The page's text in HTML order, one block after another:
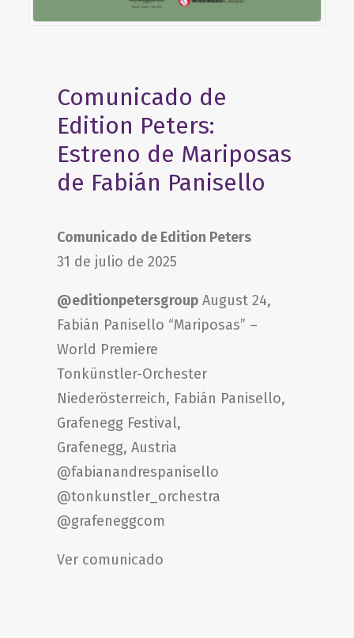
Comunicado de
Edition Peters:
Estreno de Mariposas
de Fabián Panisello
Comunicado de Edition Peters
31 de julio de 2025
@editionpetersgroup August 24,
Fabián Panisello “Mariposas” –
World Premiere
Tonkünstler-Orchester
Niederösterreich, Fabián Panisello,
Grafenegg Festival,
Grafenegg, Austria
@fabianandrespanisello
@tonkunstler_orchestra
@grafeneggcom
Ver comunicado